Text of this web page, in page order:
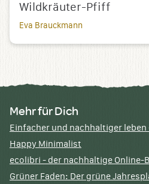
Wildkräuter-Pfiff
Eva Brauckmann
Mehr für Dich
Einfacher und nachhaltiger
Happy Minimalist
ecolibri - der nachhaltige Online-
Grüner Faden: Der grüne